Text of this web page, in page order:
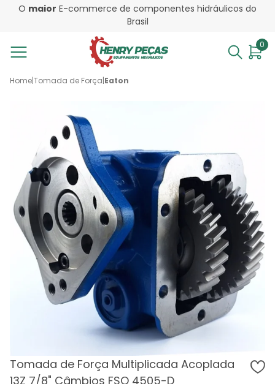
O maior E-commerce de componentes hidráulicos do
Brasil
0
Home|Tomada de Força|Eaton
Tomada de Força Multiplicada Acoplada
13Z 7/8" Câmbios FSO 4505-D